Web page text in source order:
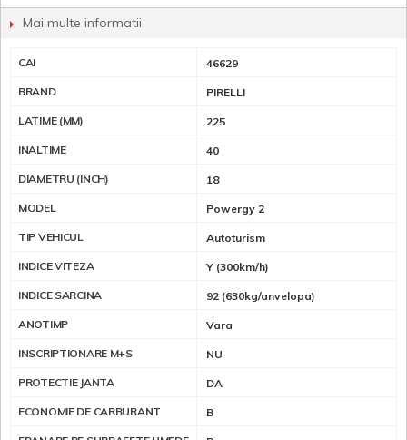
Mai multe informatii
CAI 46629
BRAND PIRELLI
LATIME (MM) 225
INALTIME 40
DIAMETRU (INCH) 18
MODEL Powergy 2
TIP VEHICUL Autoturism
INDICE VITEZA Y (300km/h)
INDICE SARCINA 92 (630kg/anvelopa)
ANOTIMP Vara
INSCRIPTIONARE M+S NU
PROTECTIE JANTA DA
ECONOMIE DE CARBURANT B